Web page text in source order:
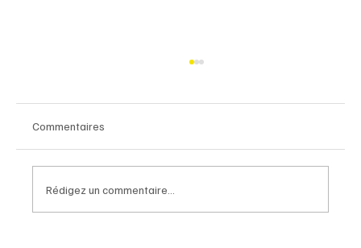
Commentaires
Rédigez un commentaire...